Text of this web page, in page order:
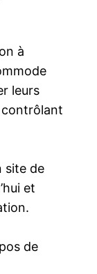
à
leurs
site de
et
de